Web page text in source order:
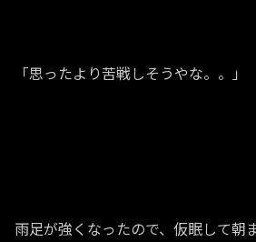
「思ったより苦戦しそうやな。。」
雨足が強くなったので、仮眠して朝